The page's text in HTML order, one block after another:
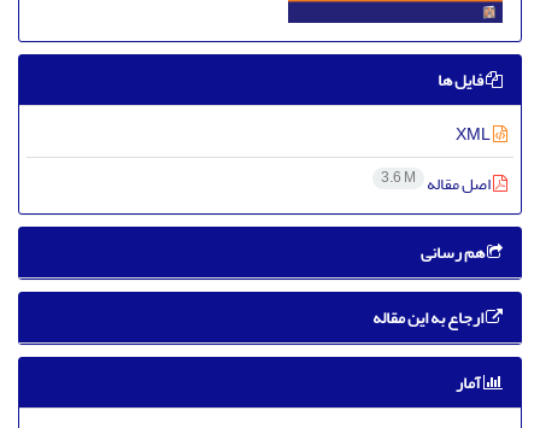
فایل ها
اصل مقاله 3.6 M
هم رسانی
ارجاع به این مقاله
آمار